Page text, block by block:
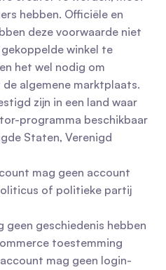
hebben. Officiële en
deze voorwaarde niet
winkel te
het wel nodig om
algemene marktplaats.
zijn in een land waar
programma beschikbaar
Staten, Verenigd
mag geen account
of politieke partij
geen geschiedenis hebben
toestemming
mag geen login-